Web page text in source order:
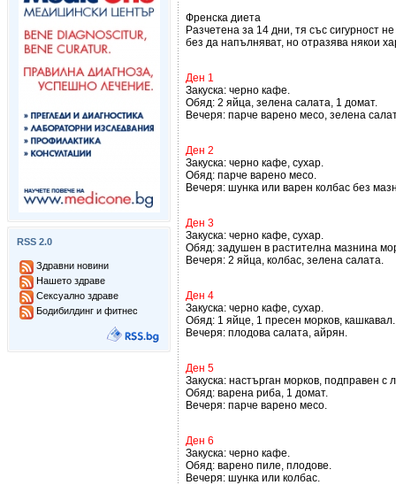
RSS 2.0
Здравни новини
Нашето здраве
Сексуално здраве
Бодибилдинг и фитнес
Френска диета
Разчетена за 14 дни, тя със сигурност
без да напълняват, но отразява някои
Ден 1
Закуска: черно кафе.
Обяд: 2 яйца, зелена салата, 1 домат.
Вечеря: парче варено месо, зелена
Ден 2
Закуска: черно кафе, сухар.
Обяд: парче варено месо.
Вечеря: шунка или варен колбас без
Ден 3
Закуска: черно кафе, сухар.
Обяд: задушен в растителна мазнина
Вечеря: 2 яйца, колбас, зелена салата.
Ден 4
Закуска: черно кафе, сухар.
Обяд: 1 яйце, 1 пресен морков, кашкавал.
Вечеря: плодова салата, айрян.
Ден 5
Закуска: настърган морков, подправен с
Обяд: варена риба, 1 домат.
Вечеря: парче варено месо.
Ден 6
Закуска: черно кафе.
Обяд: варено пиле, плодове.
Вечеря: шунка или колбас.